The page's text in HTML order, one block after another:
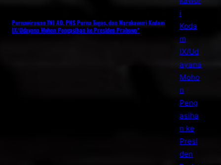
Purnawirawan TNI AD, PNS Purna Tugas, dan Warakawuri Kodam
IX/Udayana Mohon Pengasihan ke Presiden Prabowo*